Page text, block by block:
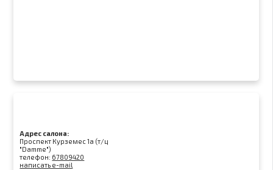
Адрес салона:
Проспект Курземес 1а (т/ц
"Damme")
телефон: 67809420
написать e-mail